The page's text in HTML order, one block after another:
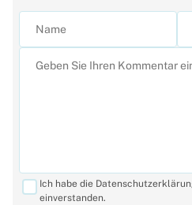
Ich habe die
einverstanden.